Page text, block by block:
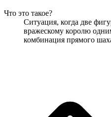
Что это такое?
Ситуация, когда две
вражескому королю
комбинация прямого